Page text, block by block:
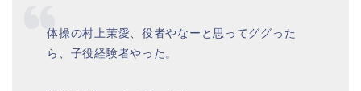
体操の村上茉愛、役者やなーと思ってググった
ら、子役経験者やった。